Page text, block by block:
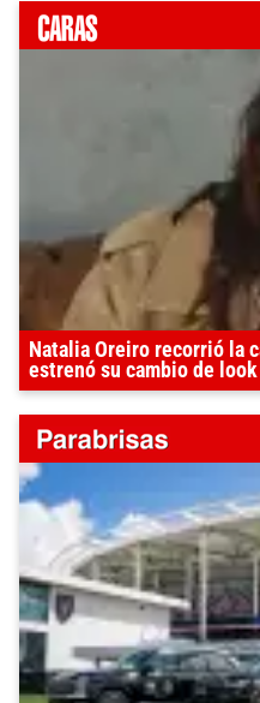
Natalia Oreiro recorrió la
estrenó su cambio de